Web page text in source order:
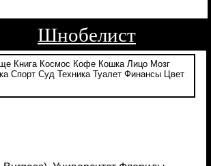
Шнобелист
Книга Космос Кофе Кошка Лицо Мозг
Спорт Суд Техника Туалет Финансы
Цвет